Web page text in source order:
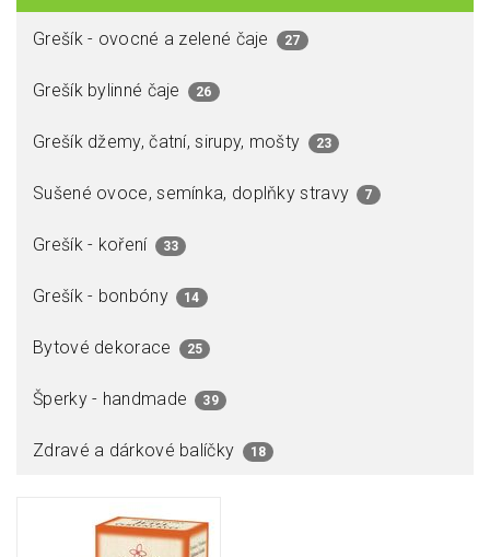
Grešík - ovocné a zelené čaje 27
Grešík bylinné čaje 26
Grešík džemy, čatní, sirupy, mošty 23
Sušené ovoce, semínka, doplňky stravy 7
Grešík - koření 33
Grešík - bonbóny 14
Bytové dekorace 25
Šperky - handmade 39
Zdravé a dárkové balíčky 18